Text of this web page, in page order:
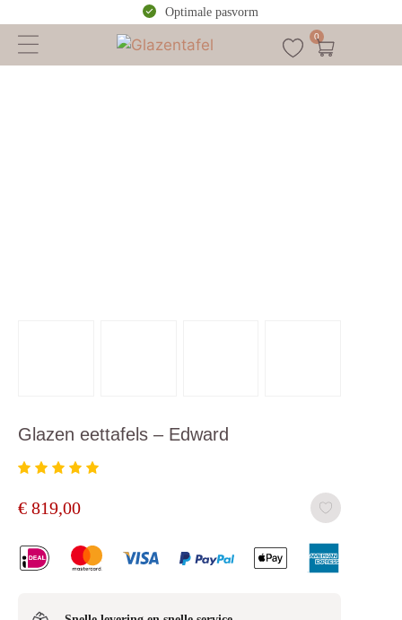
Optimale pasvorm
0
Glazen eettafels – Edward
€ 819,00